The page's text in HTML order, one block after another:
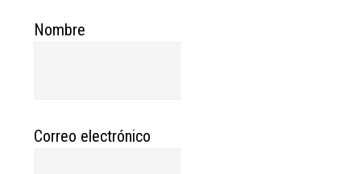
Nombre
Correo electrónico